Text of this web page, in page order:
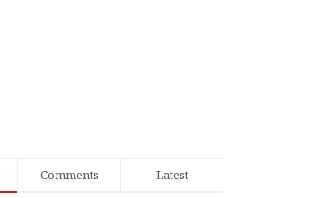
Comments Latest